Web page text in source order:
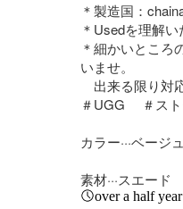
＊製造国：
＊Usedを理解い
＊細かいところ
いませ。
出来る限り対
＃UGG 　＃ス
カラー···ベージュ
素材···スエード
over a half